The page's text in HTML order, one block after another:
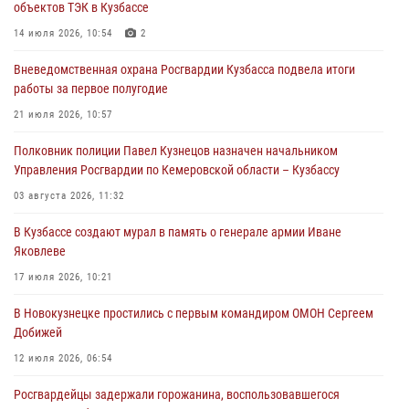
частной охранной деятельности
06 августа 2026, 10:19
Росгвардейцы задержали предполагаемого виновника причинения
ножевого ранения кемеровчанину
06 августа 2026, 09:18
Росгвардейцы задержали мужчину, повредившего имущество
горожанки
06 августа 2026, 08:17
Росгвардейцы пресекли противоправные действия и защитили
новокузнечанку от агрессивного знакомого
06 августа 2026, 07:16
объектов ТЭК в Кузбассе
14 июля 2026, 10:54 2
Вневедомственная охрана Росгвардии Кузбасса подвела итоги
работы за первое полугодие
21 июля 2026, 10:57
Полковник полиции Павел Кузнецов назначен начальником
Управления Росгвардии по Кемеровской области – Кузбассу
03 августа 2026, 11:32
В Кузбассе создают мурал в память о генерале армии Иване
Яковлеве
17 июля 2026, 10:21
В Новокузнецке простились с первым командиром ОМОН Сергеем
Добижей
12 июля 2026, 06:54
Росгвардейцы задержали горожанина, воспользовавшегося